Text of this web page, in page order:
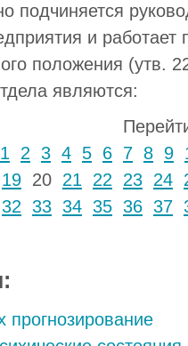
подчиняется
и работает
положения (утв.
являются:
1
2 3 4 5 6 7 8 9
19 20 21 22 23 24
32 33 34 35 36 37
прогнозирование